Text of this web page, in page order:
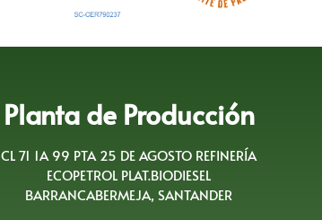
Planta de Producción
CL 71 1A 99 PTA 25 DE AGOSTO REFINERÍA
ECOPETROL PLAT.BIODIESEL
BARRANCABERMEJA, SANTANDER